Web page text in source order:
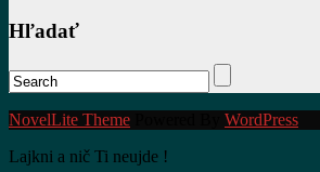
Hľadať
NovelLite Theme
WordPress
Lajkni a nič Ti neujde !